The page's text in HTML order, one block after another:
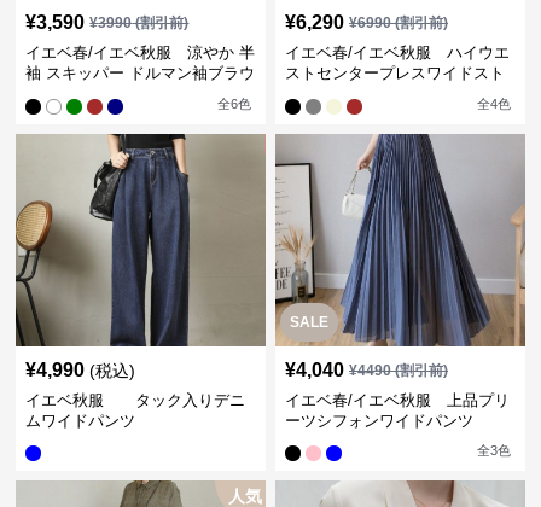
¥3,590 ¥3990(割引前)
イエベ春/イエベ秋服 涼やか 半
袖 スキッパー ドルマン袖ブラウ
全6色
¥6,290 ¥6990(割引前)
イエベ春/イエベ秋服 ハイウエ
ストセンタープレスワイドスト
全4色
¥4,990 (税込)
イエベ秋服 タック入りデニ
ムワイドパンツ
SALE
¥4,040 ¥4490(割引前)
イエベ春/イエベ秋服 上品プリ
ーツシフォンワイドパンツ
全3色
人気